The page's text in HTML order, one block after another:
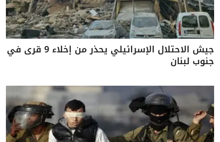
جيش الاحتلال الإسرائيلي يحذر من إخلاء 9 قرى في
جنوب لبنان